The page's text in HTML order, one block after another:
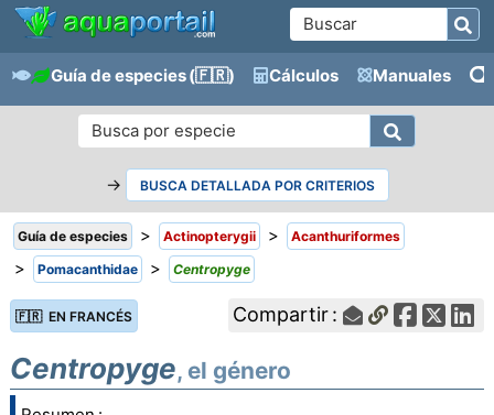
Guía de especies(🇫🇷) Cálculos Manuales
→ BUSCA DETALLADA POR CRITERIOS
Guía de especies > Actinopterygii > Acanthuriformes
> Pomacanthidae > Centropyge
🇫🇷 EN FRANCÉS Compartir :
Centropyge, el género